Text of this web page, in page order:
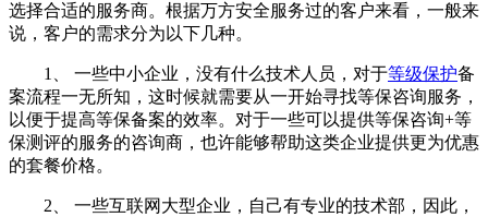
选择合适的服务商。根据万方安全服务过的客户来看，一般来
说，客户的需求分为以下几种。
1、 一些中小企业，没有什么技术人员，对于等级保护备
案流程一无所知，这时候就需要从一开始寻找等保咨询服务，
以便于提高等保备案的效率。对于一些可以提供等保咨询+等
保测评的服务的咨询商，也许能够帮助这类企业提供更为优惠
的套餐价格。
2、 一些互联网大型企业，自己有专业的技术部，因此，